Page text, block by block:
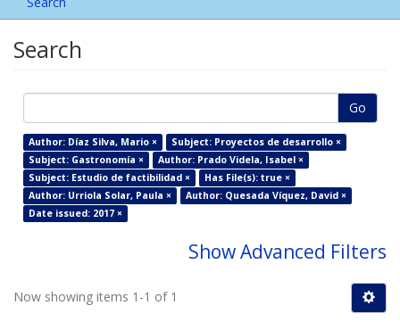
Search
Go
Author: Díaz Silva, Mario ×
Subject: Proyectos de desarrollo ×
Subject: Gastronomía ×
Author: Prado Videla, Isabel ×
Subject: Estudio de factibilidad ×
Has File(s): true ×
Author: Urriola Solar, Paula ×
Author: Quesada Víquez, David ×
Date issued: 2017 ×
Show Advanced Filters
Now showing items 1-1 of 1